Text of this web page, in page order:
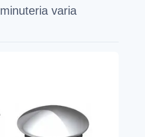
minuteria varia